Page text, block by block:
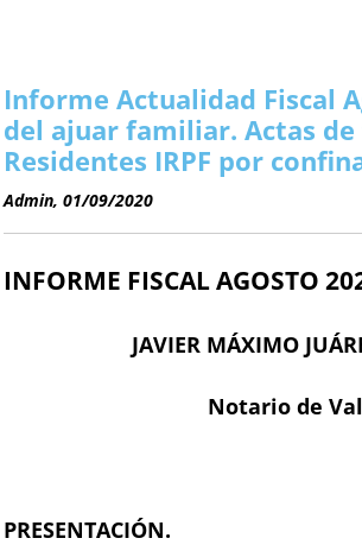
A MANO
FUTURAS NORMAS
SUCESIONES
Informe Actualidad Fiscal
del ajuar familiar. Actas de
Residentes IRPF por
Admin, 01/09/2020
INFORME FISCAL AGOSTO
JAVIER MÁXIMO
Notario de
PRESENTACIÓN.